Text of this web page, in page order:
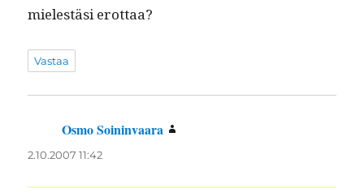
mielestäsi erottaa?
Vastaa
Osmo Soininvaara
2.10.2007 11:42